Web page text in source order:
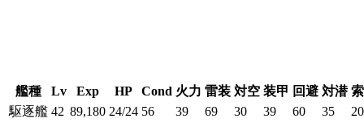
艦種 Lv Exp HP Cond 火力 雷装 対空 装甲 回避 対潜
駆逐艦 42 89,180 24/24 56 39 69 30 39 60 35 20